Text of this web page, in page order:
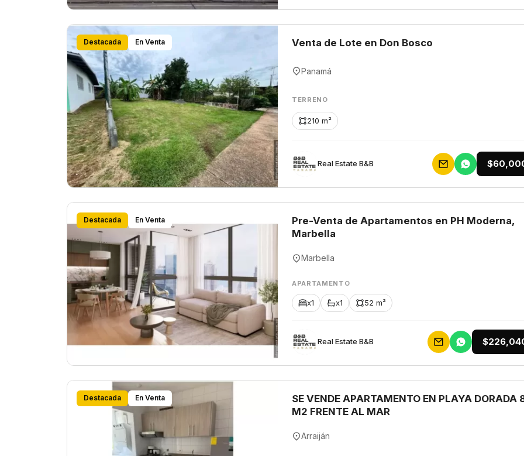
Destacada En Venta Venta de Lote en Don Bosco
Panamá
TERRENO
210 m²
Rеаl Еstаtе В&В
Destacada En Venta
Pre-Venta de Apartamentos en PH Moderna,
Marbella
Marbella
APARTAMENTO
x1 x1 52 m²
Rеаl Еstаtе В&В
Destacada En Venta
SE VENDE APARTAMENTO EN PLAYA DORADA
M2 FRENTE AL MAR
Arraiján